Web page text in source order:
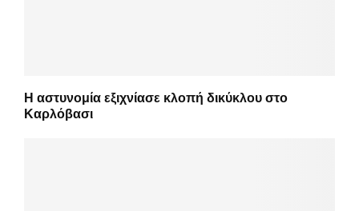
Η αστυνομία εξιχνίασε κλοπή δικύκλου στο
Καρλόβασι